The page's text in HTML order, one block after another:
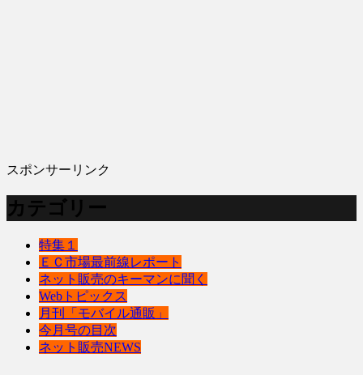
スポンサーリンク
カテゴリー
特集１
ＥＣ市場最前線レポート
ネット販売のキーマンに聞く
Webトピックス
月刊「モバイル通販」
今月号の目次
ネット販売NEWS